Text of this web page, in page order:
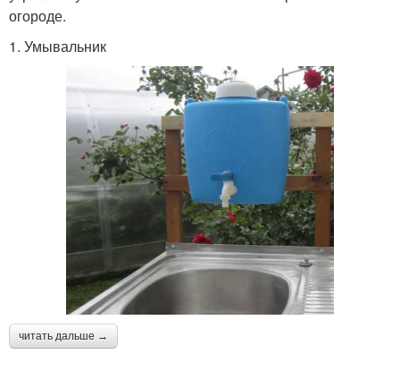
огороде.
1. Умывальник
читать дальше →